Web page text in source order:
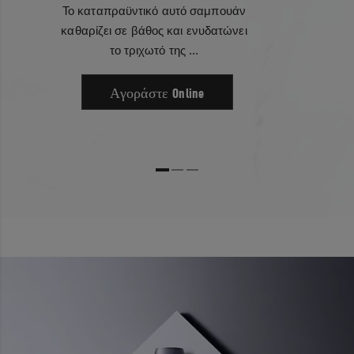
Το καταπραϋντικό αυτό σαμπουάν
καθαρίζει σε βάθος και ενυδατώνει
το τριχωτό της ...
Αγοράστε Online